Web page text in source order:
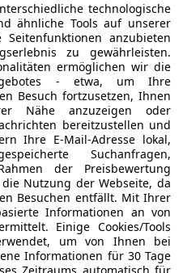
technologische
ähnliche Tools auf unserer
anzubieten
zu gewährleisten.
ermöglichen wir die
- etwa, um Ihre
Besuch fortzusetzen, Ihnen
Nähe anzuzeigen oder
bereitzustellen und
Ihre E-Mail-Adresse lokal,
Suchanfragen,
der Preisbewertung
Nutzung der Webseite, da
Besuchen entfällt. Mit Ihrer
Informationen an von
Einige Cookies/Tools
um von Ihnen bei
Informationen für 30 Tage